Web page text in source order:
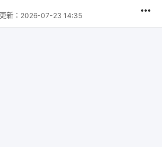
更新： 2026-07-23 14:35